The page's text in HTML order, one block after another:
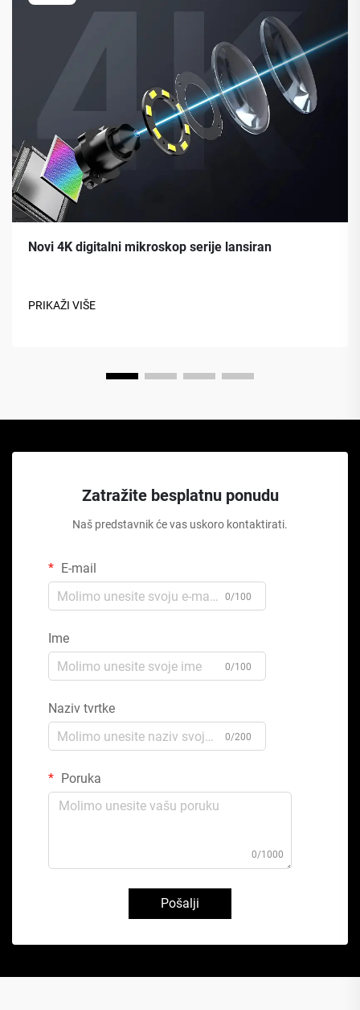
Novi 4K digitalni mikroskop serije lansiran
PRIKAŽI VIŠE
Zatražite besplatnu ponudu
Naš predstavnik će vas uskoro kontaktirati.
E-mail
0/100
Ime
0/100
Naziv tvrtke
0/200
Poruka
0/1000
Pošalji